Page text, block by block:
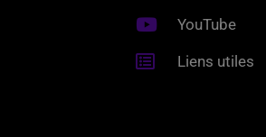
YouTube
Liens utiles